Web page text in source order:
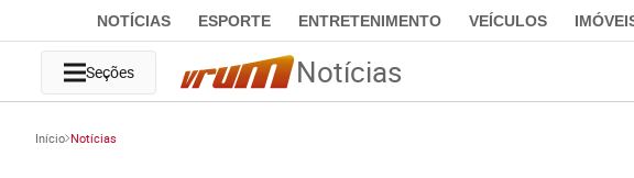
NOTÍCIAS ESPORTE ENTRETENIMENTO VEÍCULOS
Seções Notícias
Início Notícias